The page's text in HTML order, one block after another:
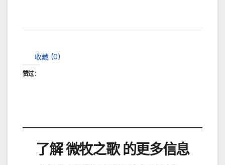
收藏 (0)
赞过：
了解 微牧之歌 的更多信息